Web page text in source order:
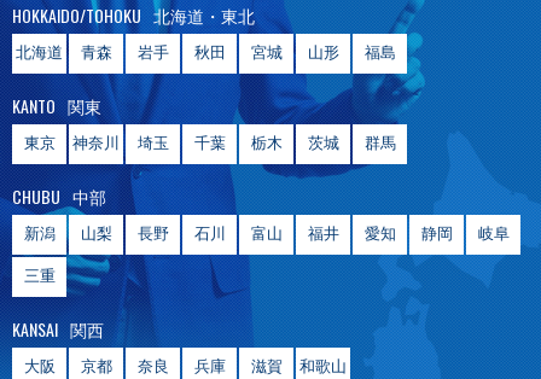
HOKKAIDO/TOHOKU 北海道・東北
北海道 青森 岩手 秋田 宮城 山形 福島
KANTO 関東
東京 神奈川 埼玉 千葉 栃木 茨城 群馬
CHUBU 中部
新潟 山梨 長野 石川 富山 福井 愛知 静岡 岐阜
三重
KANSAI 関西
大阪 京都 奈良 兵庫 滋賀 和歌山